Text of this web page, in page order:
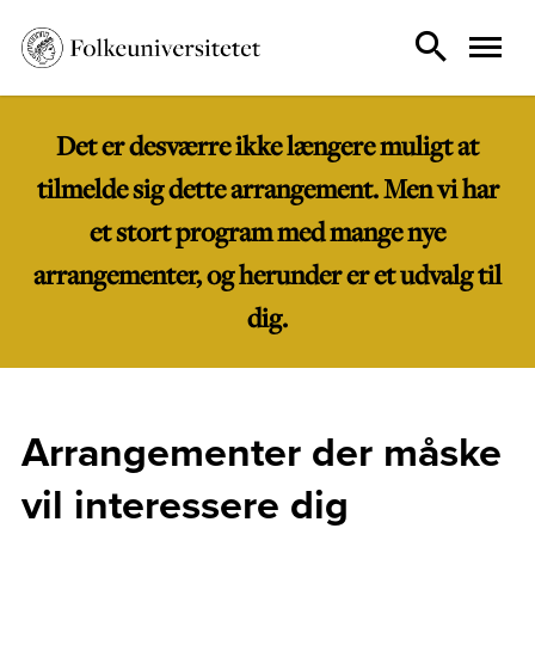
Det er desværre ikke længere muligt at
tilmelde sig dette arrangement. Men vi har
et stort program med mange nye
arrangementer, og herunder er et udvalg til
dig.
Arrangementer der måske
vil interessere dig